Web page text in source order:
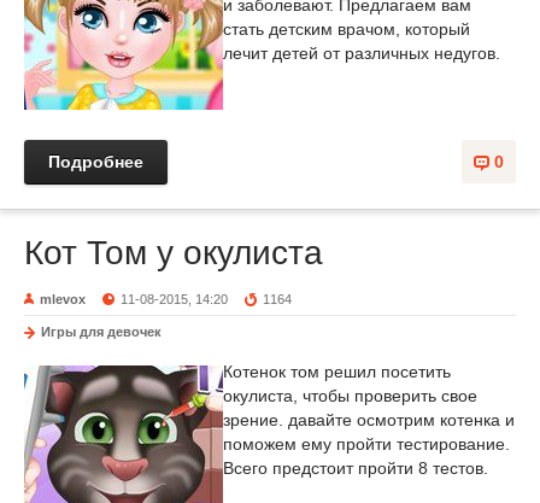
и заболевают. Предлагаем вам
стать детским врачом, который
лечит детей от различных недугов.
0
Подробнее
Кот Том у окулиста
mlevox 11-08-2015, 14:20 1164
Игры для девочек
Котенок том решил посетить
окулиста, чтобы проверить свое
зрение. давайте осмотрим котенка и
поможем ему пройти тестирование.
Всего предстоит пройти 8 тестов.